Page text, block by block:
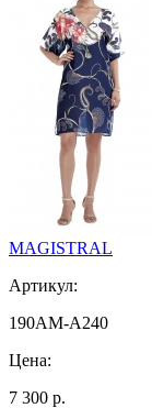
MAGISTRAL
Артикул:
190AM-A240
Цена:
7 300 р.